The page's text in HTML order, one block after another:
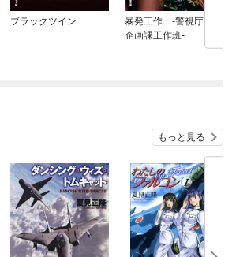
ブラックツイン
暴発工作 ‐警視庁特殊
企画課工作班‐
もっと見る